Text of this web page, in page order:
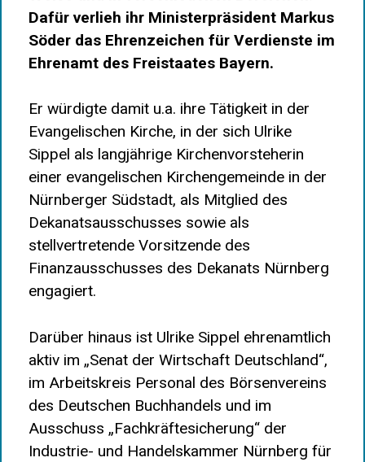
Dafür verlieh ihr Ministerpräsident Markus
Söder das Ehrenzeichen für Verdienste im
Ehrenamt des Freistaates Bayern.
Er würdigte damit u.a. ihre Tätigkeit in der
Evangelischen Kirche, in der sich Ulrike
Sippel als langjährige Kirchenvorsteherin
einer evangelischen Kirchengemeinde in der
Nürnberger Südstadt, als Mitglied des
Dekanatsausschusses sowie als
stellvertretende Vorsitzende des
Finanzausschusses des Dekanats Nürnberg
engagiert.
Darüber hinaus ist Ulrike Sippel ehrenamtlich
aktiv im „Senat der Wirtschaft Deutschland“,
im Arbeitskreis Personal des Börsenvereins
des Deutschen Buchhandels und im
Ausschuss „Fachkräftesicherung“ der
Industrie- und Handelskammer Nürnberg für